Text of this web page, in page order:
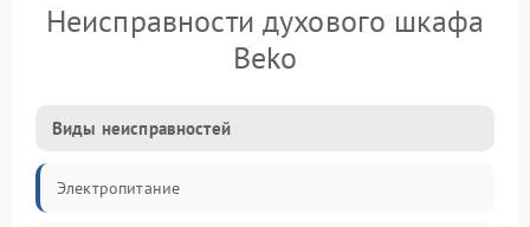
Неисправности духового шкафа
Beko
Виды неисправностей
Электропитание